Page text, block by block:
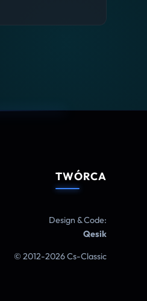
TWÓRCA
Design & Code:
Qesik
© 2012-2026 Cs-Classic